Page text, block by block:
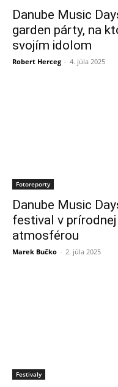
Danube Music
garden párty, na
svojím idolom
Robert Herceg - 4. júla 2025
Fotoreporty
Danube Music
festival v
atmosférou
Marek Bučko - 2. júla 2025
Festivaly